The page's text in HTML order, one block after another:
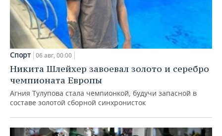
Спорт 06 авг, 00:00
Никита Шлейхер завоевал золото и серебро
чемпионата Европы
Агния Тулупова стала чемпионкой, будучи запасной в
составе золотой сборной синхронисток